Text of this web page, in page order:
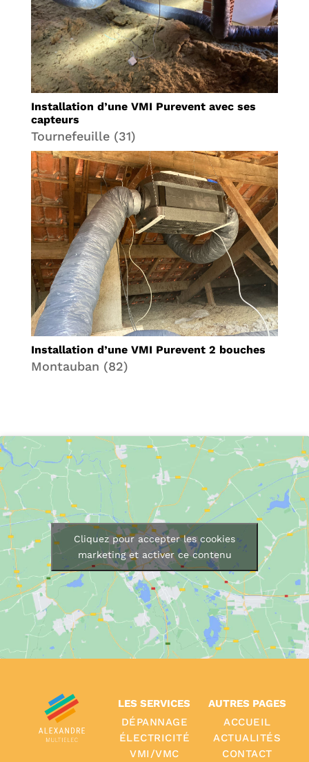
Installation d’une VMI Purevent avec ses
capteurs
Tournefeuille (31)
Installation d’une VMI Purevent 2 bouches
Montauban (82)
Cliquez pour accepter les cookies
marketing et activer ce contenu
LES SERVICES
DÉPANNAGE
ÉLECTRICITÉ
VMI/VMC
AUTRES PAGES
ACCUEIL
ACTUALITÉS
CONTACT